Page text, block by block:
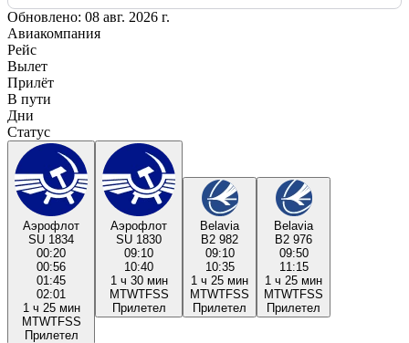
Обновлено: 08 авг. 2026 г.
Авиакомпания
Рейс
Вылет
Прилёт
В пути
Дни
Статус
Аэрофлот
SU 1834
00:20
00:56
01:45
02:01
1 ч 25 мин
MTWTFSS
Прилетел
Аэрофлот
SU 1830
09:10
10:40
1 ч 30 мин
MTWTFSS
Прилетел
Belavia
B2 982
09:10
10:35
1 ч 25 мин
MTWTFSS
Прилетел
Belavia
B2 976
09:50
11:15
1 ч 25 мин
MTWTFSS
Прилетел